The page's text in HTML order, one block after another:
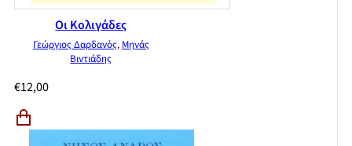
Οι Κολιγάδες
Γεώργιος Δαρδανός, Μηνάς
Βιντιάδης
€12,00